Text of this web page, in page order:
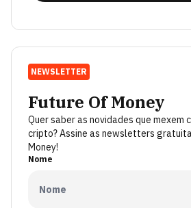
NEWSLETTER
Future Of Money
Quer saber as novidades que mexem
cripto? Assine as newsletters
Money!
Nome